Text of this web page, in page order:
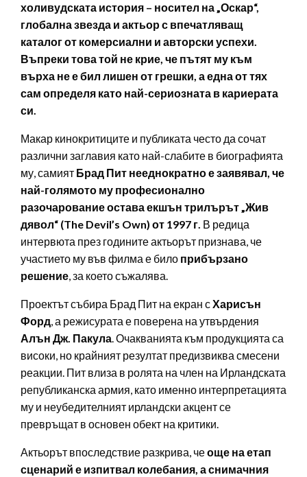
холивудската история – носител на „Оскар“,
глобална звезда и актьор с впечатляващ
каталог от комерсиални и авторски успехи.
Въпреки това той не крие, че пътят му към
върха не е бил лишен от грешки, а една от тях
сам определя като най-сериозната в кариерата
си.
Макар кинокритиците и публиката често да сочат
различни заглавия като най-слабите в биографията
му, самият Брад Пит нееднократно е заявявал, че
най-голямото му професионално
разочарование остава екшън трилърът „Жив
дявол“ (The Devil’s Own) от 1997 г. В редица
интервюта през годините актьорът признава, че
участието му във филма е било прибързано
решение, за което съжалява.
Проектът събира Брад Пит на екран сХарисън
Форд, а режисурата е поверена на утвърдения
Алън Дж. Пакула. Очакванията към продукцията са
високи, но крайният резултат предизвиква смесени
реакции. Пит влиза в ролята на член на Ирландската
републиканска армия, като именно интерпретацията
му и неубедителният ирландски акцент се
превръщат в основен обект на критики.
Актьорът впоследствие разкрива, чеоще на етап
сценарий е изпитвал колебания, а снимачния